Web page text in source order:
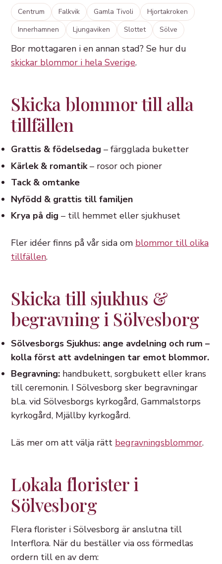
Centrum Falkvik Gamla Tivoli
Hjortakroken
Innerhamnen
Ljungaviken Slottet Sölve
Bor mottagaren i en annan stad? Se hur du
skickar blommor i hela Sverige.
Skicka blommor till alla
tillfällen
Grattis & födelsedag – färgglada buketter
Kärlek & romantik– rosor och pioner
Tack & omtanke
Nyfödd & grattis till familjen
Krya på dig – till hemmet eller sjukhuset
Fler idéer finns på vår sida om blommor till olika
tillfällen.
Skicka till sjukhus &
begravning i Sölvesborg
Sölvesborgs Sjukhus: ange avdelning och rum –
kolla först att avdelningen tar emot blommor.
Begravning: handbukett, sorgbukett eller krans
till ceremonin. I Sölvesborg sker begravningar
bl.a. vid Sölvesborgs kyrkogård, Gammalstorps
kyrkogård, Mjällby kyrkogård.
Läs mer om att välja rätt begravningsblommor.
Lokala florister i
Sölvesborg
Flera florister i Sölvesborg är anslutna till
Interflora. När du beställer via oss förmedlas
ordern till en av dem: